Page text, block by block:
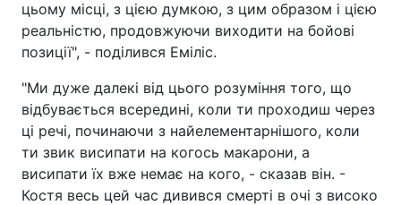
цьому місці, з цією думкою, з цим образом і цією
реальністю, продовжуючи виходити на бойові
позиції", - поділився Еміліс.
"Ми дуже далекі від цього розуміння того, що
відбувається всередині, коли ти проходиш через
ці речі, починаючи з найелементарнішого, коли
ти звик висипати на когось макарони, а
висипати їх вже немає на кого, - сказав він. -
Костя весь цей час дивився смерті в очі з високо